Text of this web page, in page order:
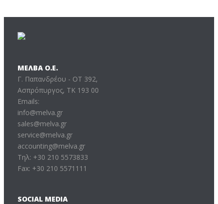
ΜΕΛΒΑ Ο.Ε.
Γ. Παπανδρέου - ΟΤ 392,
Ασπρόπυργος, ΤΚ 193 00
Emails:
info@melva.gr
sales@melva.gr
service@melva.gr
accounting@melva.gr
Τηλ: +30 210 5573833
Fax: +30 210 5571111
SOCIAL MEDIA